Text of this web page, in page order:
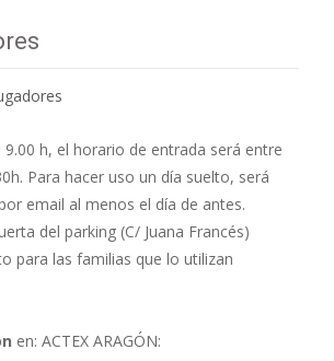
9.00 h, el horario de entrada será entre
Para hacer uso un día suelto, será
email al menos el día de antes.
del parking (C/ Juana Francés)
para las familias que lo utilizan
en: ACTEX ARAGÓN: